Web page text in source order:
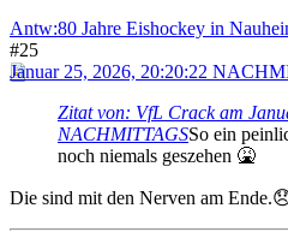
Antw:80 Jahre Eishockey in
#25
Januar 25, 2026, 20:20:22
Zitat von: VfL Crack am
NACHMITTAGSSo ein
noch niemals geszehen 🤮
Die sind mit den Nerven am